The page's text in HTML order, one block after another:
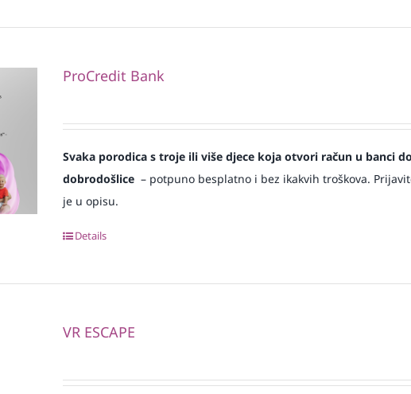
ProCredit Bank
Svaka porodica s troje ili više djece koja otvori račun u banci
dobrodošlice– potpuno besplatno i bez ikakvih troškova.
je u opisu.
Details
VR ESCAPE